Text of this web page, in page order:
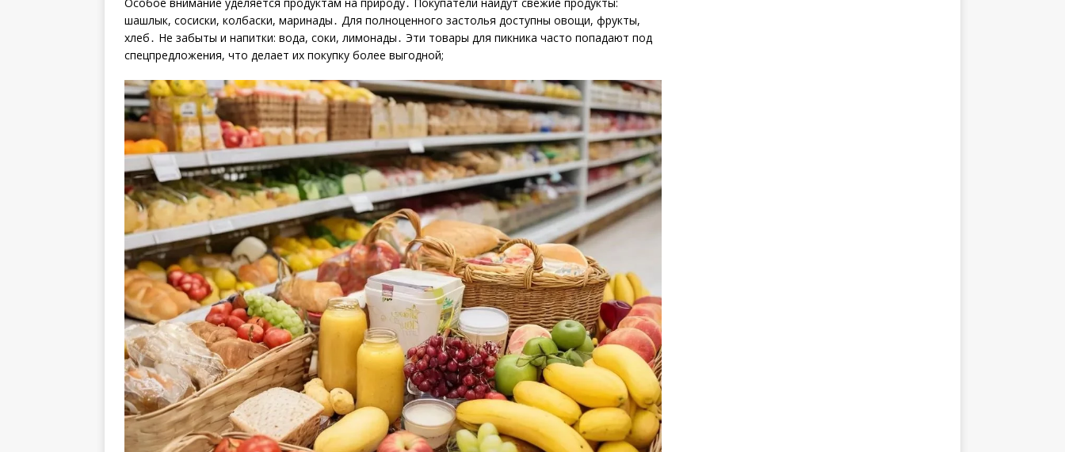
шашлык, сосиски, колбаски, маринады․ Для полноценного застолья доступны овощи, фрукты,
хлеб․ Не забыты и напитки: вода, соки, лимонады․ Эти товары для пикника часто попадают под
спецпредложения, что делает их покупку более выгодной;